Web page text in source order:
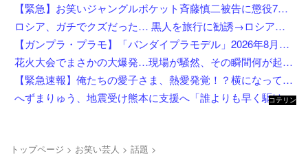
【緊急】お笑いジャングルポケット斉藤慎二被告に懲役7年の求刑←これ…
ロシア、ガチでクズだった… 黒人を旅行に勧誘→ロシア語で契約書にサインさせられる→前線で大量戦死
【ガンプラ・プラモ】「バンダイプラモデル」2026年8月発売商品【スケジュール公開】
花火大会でまさかの大爆発…現場が騒然、その瞬間何が起きたのか
【緊急速報】俺たちの愛子さま、熱愛発覚！？横になってしまう奴らが大量発生してしまう…
へずまりゅう、地震受け熊本に支援へ「誰よりも早く駆け付けます」「こういう時こそ動かないとダメです」
コテリン
トップページ > お笑い芸人 > 話題 >